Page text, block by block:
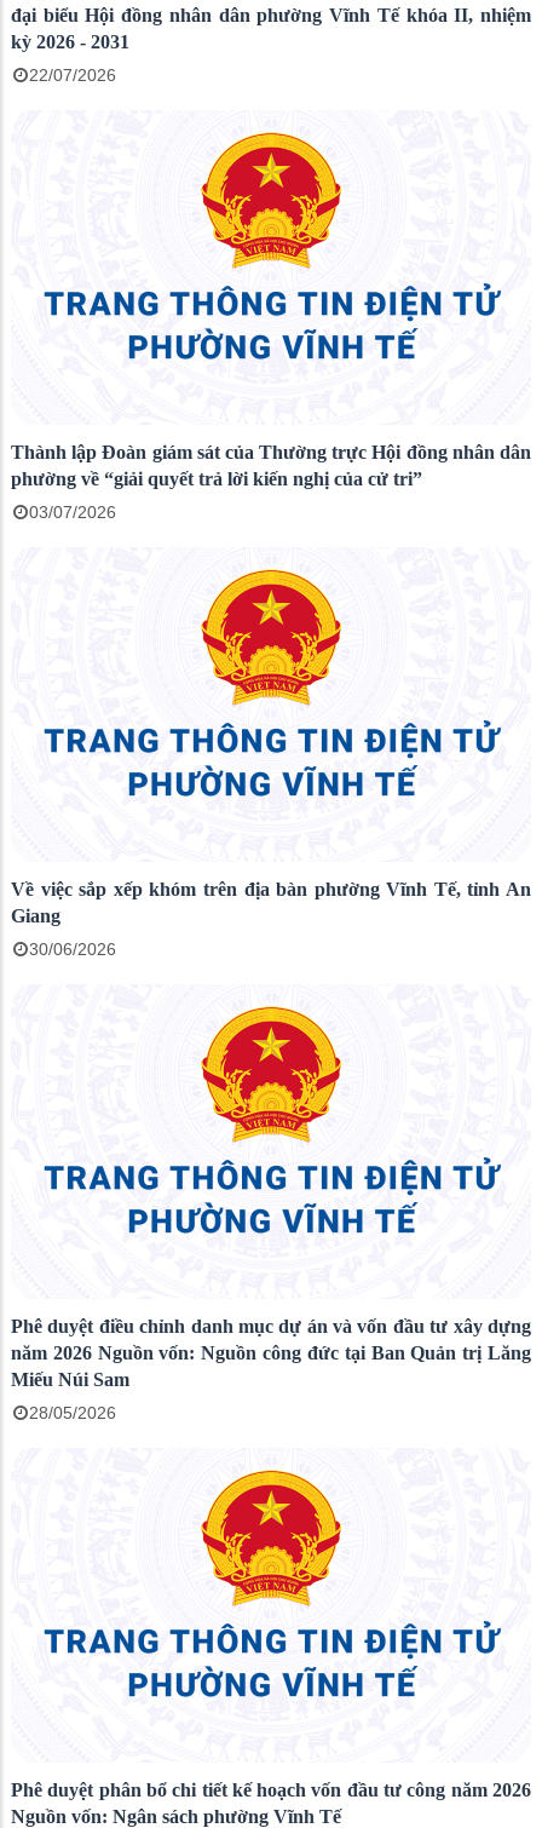
đại biểu Hội đồng nhân dân phường Vĩnh Tế khóa II, nhiệm
kỳ 2026 - 2031
22/07/2026
Thành lập Đoàn giám sát của Thường trực Hội đồng nhân dân
phường về “giải quyết trả lời kiến nghị của cử tri”
03/07/2026
Về việc sắp xếp khóm trên địa bàn phường Vĩnh Tế, tỉnh An
Giang
30/06/2026
Phê duyệt điều chỉnh danh mục dự án và vốn đầu tư xây dựng
năm 2026 Nguồn vốn: Nguồn công đức tại Ban Quản trị Lăng
Miếu Núi Sam
28/05/2026
Phê duyệt phân bổ chi tiết kế hoạch vốn đầu tư công năm 2026
Nguồn vốn: Ngân sách phường Vĩnh Tế